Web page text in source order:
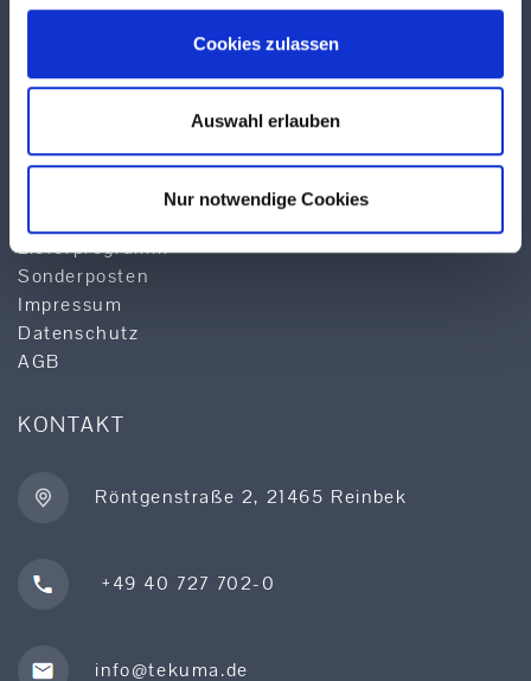
Cookies zulassen
Auswahl erlauben
Nur notwendige Cookies
TEKUMA KUNSTSTOFF GMBH
Über TEKUMA
Anwendungstechnik
Logistik
Qualität & Service
Lieferprogramm
Sonderposten
Impressum
Datenschutz
AGB
KONTAKT
Röntgenstraße 2, 21465 Reinbek
+49 40 727 702-0
info@tekuma.de